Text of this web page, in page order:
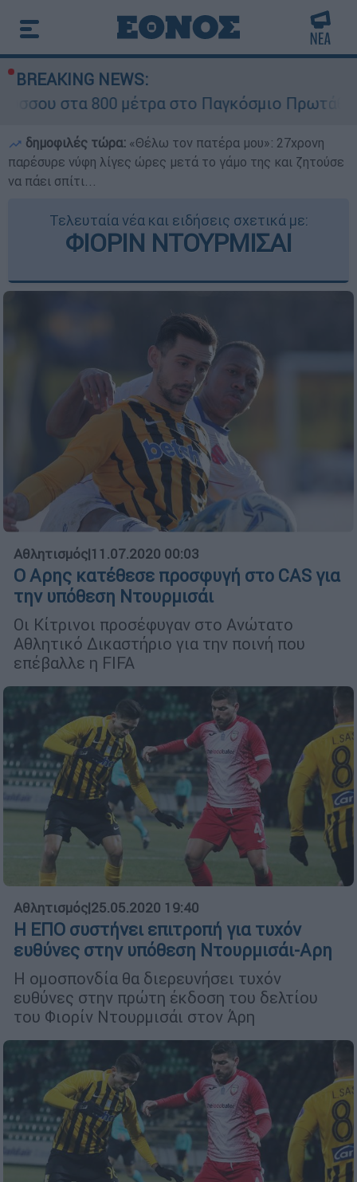
BREAKING NEWS:
μέτρα στο Παγκόσμιο Πρωτάθλημα Στίβου
δημοφιλές τώρα: «Θέλω τον πατέρα μου»: 27χρονη
παρέσυρε νύφη λίγες ώρες μετά το γάμο της και ζητούσε
να πάει σπίτι...
Τελευταία νέα και ειδήσεις σχετικά με:
ΦΙΟΡΙΝ ΝΤΟΥΡΜΙΣΑΙ
Αθλητισμός|11.07.2020 00:03
Ο Αρης κατέθεσε προσφυγή στο CAS για
την υπόθεση Ντουρμισάι
Οι Κίτρινοι προσέφυγαν στο Ανώτατο
Αθλητικό Δικαστήριο για την ποινή που
επέβαλλε η FIFA
Αθλητισμός|25.05.2020 19:40
Η ΕΠΟ συστήνει επιτροπή για τυχόν
ευθύνες στην υπόθεση Ντουρμισάι-Αρη
H ομοσπονδία θα διερευνήσει τυχόν
ευθύνες στην πρώτη έκδοση του δελτίου
του Φιορίν Ντουρμισάι στον Άρη